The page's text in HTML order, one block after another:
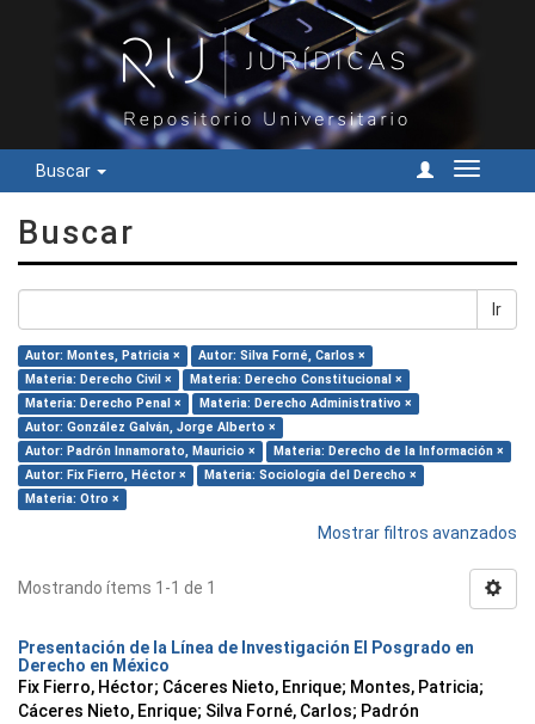
Buscar
Cambiar
Buscar
Ir
Autor: Montes, Patricia ×
Autor: Silva Forné, Carlos ×
Materia: Derecho Civil ×
Materia: Derecho Constitucional ×
Materia: Derecho Penal ×
Materia: Derecho Administrativo ×
Autor: González Galván, Jorge Alberto ×
Autor: Padrón Innamorato, Mauricio ×
Materia: Derecho de la Información ×
Autor: Fix Fierro, Héctor ×
Materia: Sociología del Derecho ×
Materia: Otro ×
Mostrar filtros avanzados
Mostrando ítems 1-1 de 1
Presentación de la Línea de Investigación El Posgrado en
Derecho en México
Fix Fierro, Héctor; Cáceres Nieto, Enrique; Montes, Patricia;
Cáceres Nieto, Enrique; Silva Forné, Carlos; Padrón